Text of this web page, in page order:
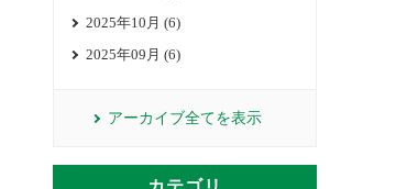
2025年10月 (6)
2025年09月 (6)
アーカイブ全てを表示